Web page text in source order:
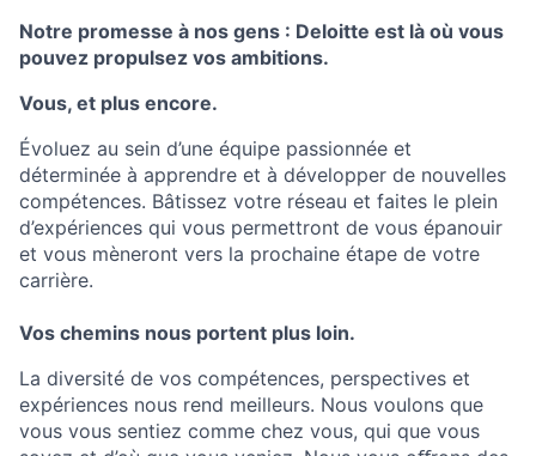
Notre promesse à nos gens : Deloitte est là où vous
pouvez propulsez vos ambitions.
Vous, et plus encore.
Évoluez au sein d’une équipe passionnée et
déterminée à apprendre et à développer de nouvelles
compétences. Bâtissez votre réseau et faites le plein
d’expériences qui vous permettront de vous épanouir
et vous mèneront vers la prochaine étape de votre
carrière.
Vos chemins nous portent plus loin.
La diversité de vos compétences, perspectives et
expériences nous rend meilleurs. Nous voulons que
vous vous sentiez comme chez vous, qui que vous